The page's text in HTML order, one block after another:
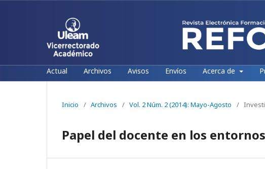
Actual Archivos Avisos Envíos Acerca de
Inicio / Archivos / Vol. 2 Núm. 2 (2014): Mayo-Agosto /
Papel del docente en los